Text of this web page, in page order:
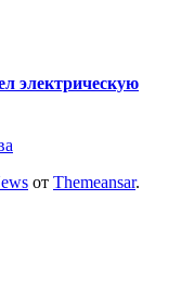
электрическую
от Themeansar.